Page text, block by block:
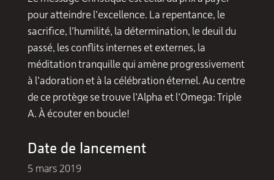
pour atteindre l’excellence. La repentance, le
sacrifice, l’humilité, la détermination, le deuil du
passé, les conflits internes et externes, la
méditation tranquille qui amène progressivement
à l’adoration et à la célébration éternel. Au centre
de ce protège se trouve l’Alpha et l’Omega: Triple
A. À écouter en boucle!
Date de lancement
5 mars 2019